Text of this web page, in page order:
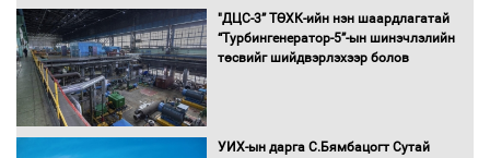
"ДЦС-3” ТӨХК-ийн нэн шаардлагатай
“Турбингенератор-5”-ын шинэчлэлийн
төсвийг шийдвэрлэхээр болов
УИХ-ын дарга С.Бямбацогт Сутай